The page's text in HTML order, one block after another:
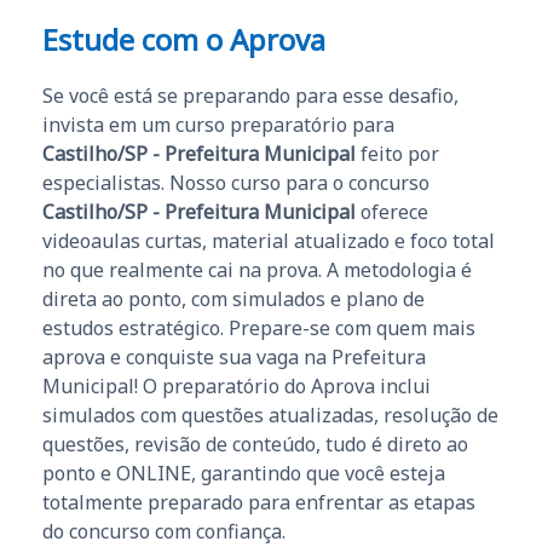
Estude com o Aprova
Se você está se preparando para esse desafio,
invista em um curso preparatório para
Castilho/SP - Prefeitura Municipal feito por
especialistas. Nosso curso para o concurso
Castilho/SP - Prefeitura Municipal oferece
videoaulas curtas, material atualizado e foco total
no que realmente cai na prova. A metodologia é
direta ao ponto, com simulados e plano de
estudos estratégico. Prepare-se com quem mais
aprova e conquiste sua vaga na Prefeitura
Municipal! O preparatório do Aprova inclui
simulados com questões atualizadas, resolução de
questões, revisão de conteúdo, tudo é direto ao
ponto e ONLINE, garantindo que você esteja
totalmente preparado para enfrentar as etapas
do concurso com confiança.